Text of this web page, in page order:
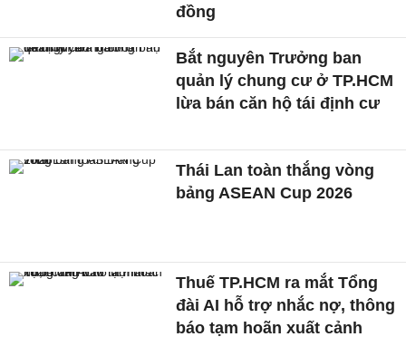
đồng
Bắt nguyên Trưởng ban
quản lý chung cư ở TP.HCM
lừa bán căn hộ tái định cư
Thái Lan toàn thắng vòng
bảng ASEAN Cup 2026
Thuế TP.HCM ra mắt Tổng
đài AI hỗ trợ nhắc nợ, thông
báo tạm hoãn xuất cảnh